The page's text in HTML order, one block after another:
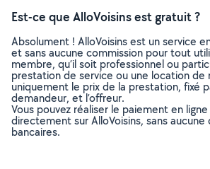
Est-ce que AlloVoisins est gratuit ?
Absolument ! AlloVoisins est un service
et sans aucune commission pour tout
membre, qu’il soit professionnel ou
prestation de service ou une location de
uniquement le prix de la prestation, fixé
demandeur, et l’offreur.
Vous pouvez réaliser le paiement en
directement sur AlloVoisins, sans aucune
bancaires.